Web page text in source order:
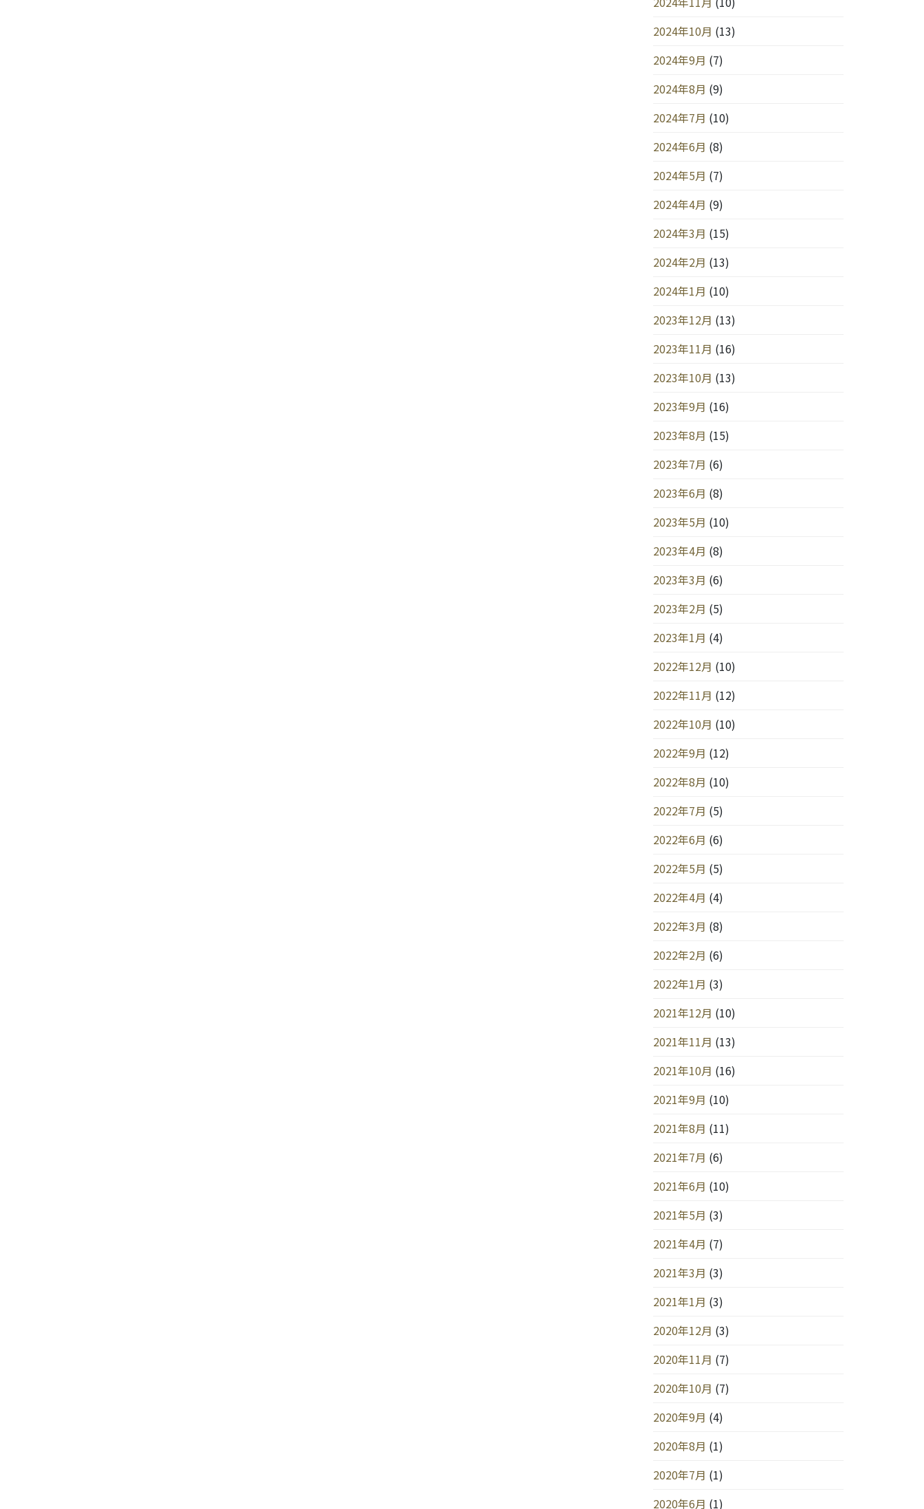
2024年10月 (13)
2024年9月 (7)
2024年8月 (9)
2024年7月 (10)
2024年6月 (8)
2024年5月 (7)
2024年4月 (9)
2024年3月 (15)
2024年2月 (13)
2024年1月 (10)
2023年12月 (13)
2023年11月 (16)
2023年10月 (13)
2023年9月 (16)
2023年8月 (15)
2023年7月 (6)
2023年6月 (8)
2023年5月 (10)
2023年4月 (8)
2023年3月 (6)
2023年2月 (5)
2023年1月 (4)
2022年12月 (10)
2022年11月 (12)
2022年10月 (10)
2022年9月 (12)
2022年8月 (10)
2022年7月 (5)
2022年6月 (6)
2022年5月 (5)
2022年4月 (4)
2022年3月 (8)
2022年2月 (6)
2022年1月 (3)
2021年12月 (10)
2021年11月 (13)
2021年10月 (16)
2021年9月 (10)
2021年8月 (11)
2021年7月 (6)
2021年6月 (10)
2021年5月 (3)
2021年4月 (7)
2021年3月 (3)
2021年1月 (3)
2020年12月 (3)
2020年11月 (7)
2020年10月 (7)
2020年9月 (4)
2020年8月 (1)
2020年7月 (1)
2020年6月 (1)